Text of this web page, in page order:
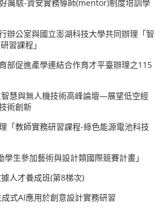
厲駭-資安實務導師(mentor)制度培訓學
辦公室與國立澎湖科技大學共同辦理「智
習課程」
部促進產學連結合作育才平臺辦理之115
慧與無人機技術高峰論壇—展望低空經
術創新
「教師實務研習課程-綠色能源電池科技
生參加藝術與設計類國際競賽計畫」
人才養成班(第8梯次)
式AI應用於創意設計實務研習